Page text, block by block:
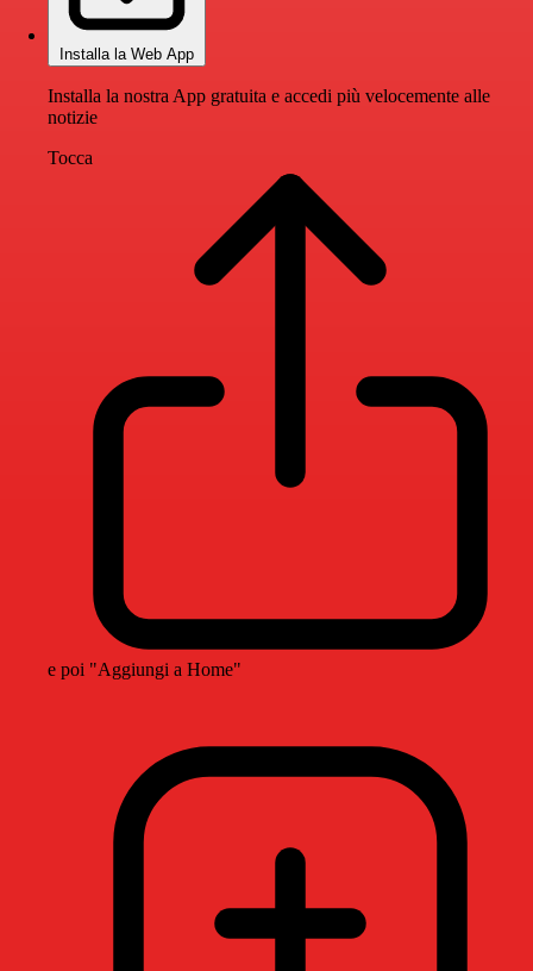
Installa la Web App
Installa la nostra App gratuita e accedi più velocemente alle
notizie
Tocca
e poi "Aggiungi a Home"